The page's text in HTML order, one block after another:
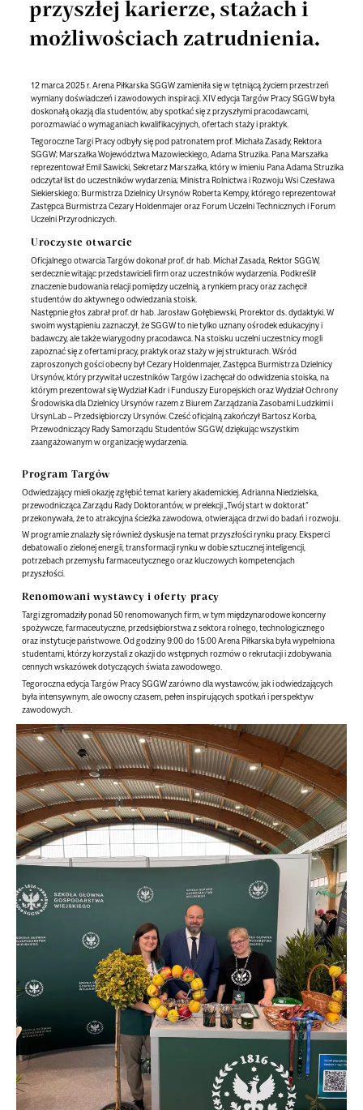
przyszłej karierze, stażach i
możliwościach zatrudnienia.
12 marca 2025 r. Arena Piłkarska SGGW zamieniła się w tętniącą życiem przestrzeń
wymiany doświadczeń i zawodowych inspiracji. XIV edycja Targów Pracy SGGW była
doskonałą okazją dla studentów, aby spotkać się z przyszłymi pracodawcami,
porozmawiać o wymaganiach kwalifikacyjnych, ofertach staży i praktyk.
Tegoroczne Targi Pracy odbyły się pod patronatem prof. Michała Zasady, Rektora
SGGW; Marszałka Województwa Mazowieckiego, Adama Struzika. Pana Marszałka
reprezentował Emil Sawicki, Sekretarz Marszałka, który w imieniu Pana Adama Struzika
odczytał list do uczestników wydarzenia; Ministra Rolnictwa i Rozwoju Wsi Czesława
Siekierskiego; Burmistrza Dzielnicy Ursynów Roberta Kempy, którego reprezentował
Zastępca Burmistrza Cezary Holdenmajer orazForum Uczelni Technicznych iForum
Uczelni Przyrodniczych.
Uroczyste otwarcie
Oficjalnego otwarcia Targów dokonał prof. dr hab. Michał Zasada, Rektor SGGW,
serdecznie witając przedstawicieli firm oraz uczestników wydarzenia. Podkreślił
znaczenie budowania relacji pomiędzy uczelnią, a rynkiem pracy oraz zachęcił
studentów do aktywnego odwiedzania stoisk.
Następnie głos zabrał prof. dr hab. Jarosław Gołębiewski, Prorektor ds. dydaktyki. W
swoim wystąpieniu zaznaczył, że SGGW to nie tylko uznany ośrodek edukacyjny i
badawczy, ale także wiarygodny pracodawca. Na stoisku uczelni uczestnicy mogli
zapoznać się z ofertami pracy, praktyk oraz staży w jej strukturach. Wśród
zaproszonych gości obecny był Cezary Holdenmajer, Zastępca Burmistrza Dzielnicy
Ursynów, który przywitał uczestników Targów i zachęcał do odwidzenia stoiska, na
którym prezentował się Wydział Kadr i Funduszy Europejskich oraz Wydział Ochrony
Środowiska dla Dzielnicy Ursynów razem z Biurem Zarządzania Zasobami Ludzkimi i
UrsynLab – Przedsiębiorczy Ursynów. Cześć oficjalną zakończył Bartosz Korba,
Przewodniczący Rady Samorządu Studentów SGGW, dziękując wszystkim
zaangażowanym w organizację wydarzenia.
Program Targów
Odwiedzający mieli okazję zgłębić temat kariery akademickiej. Adrianna Niedzielska,
przewodnicząca Zarządu Rady Doktorantów, w prelekcji „Twój start w doktorat”
przekonywała, że to atrakcyjna ścieżka zawodowa, otwierająca drzwi do badań i rozwoju.
W programie znalazły się również dyskusje na temat przyszłości rynku pracy. Eksperci
debatowali o zielonej energii, transformacji rynku w dobie sztucznej inteligencji,
potrzebach przemysłu farmaceutycznego oraz kluczowych kompetencjach
przyszłości.
Renomowani wystawcy i oferty pracy
Targi zgromadziły ponad 50 renomowanych firm, w tym międzynarodowe koncerny
spożywcze, farmaceutyczne, przedsiębiorstwa z sektora rolnego, technologicznego
oraz instytucje państwowe. Od godziny 9:00 do 15:00 Arena Piłkarska była wypełniona
studentami, którzy korzystali z okazji do wstępnych rozmów o rekrutacji i zdobywania
cennych wskazówek dotyczących świata zawodowego.
Tegoroczna edycja Targów Pracy SGGW zarówno dla wystawców, jak i odwiedzających
była intensywnym, ale owocny czasem, pełen inspirujących spotkań i perspektyw
zawodowych.